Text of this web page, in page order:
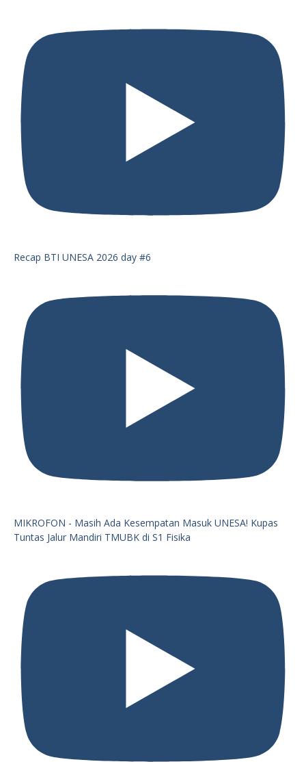
Recap BTI UNESA 2026 day #6
MIKROFON - Masih Ada Kesempatan Masuk UNESA! Kupas
Tuntas Jalur Mandiri TMUBK di S1 Fisika